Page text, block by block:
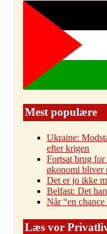
Mest populære
Ukraine:
efter krigen
Fortsat brug
økonomi bliver
Det er jo ikke
Belfast: Det
Når “en
Læs vor